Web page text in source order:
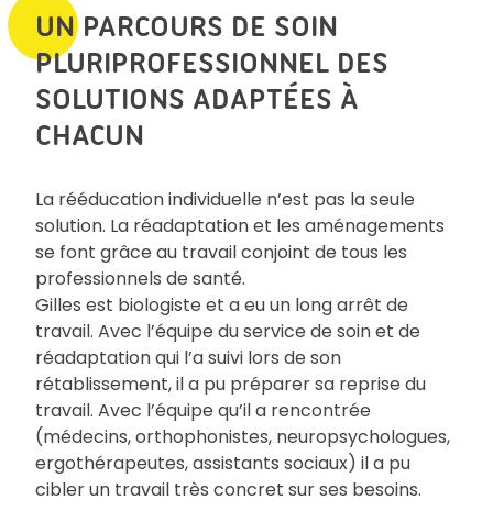
UN PARCOURS DE SOIN
PLURIPROFESSIONNEL DES
SOLUTIONS ADAPTÉES À
CHACUN
La rééducation individuelle n’est pas la seule
solution. La réadaptation et les aménagements
se font grâce au travail conjoint de tous les
professionnels de santé.
Gilles est biologiste et a eu un long arrêt de
travail. Avec l’équipe du service de soin et de
réadaptation qui l’a suivi lors de son
rétablissement, il a pu préparer sa reprise du
travail. Avec l’équipe qu’il a rencontrée
(médecins, orthophonistes, neuropsychologues,
ergothérapeutes, assistants sociaux) il a pu
cibler un travail très concret sur ses besoins.